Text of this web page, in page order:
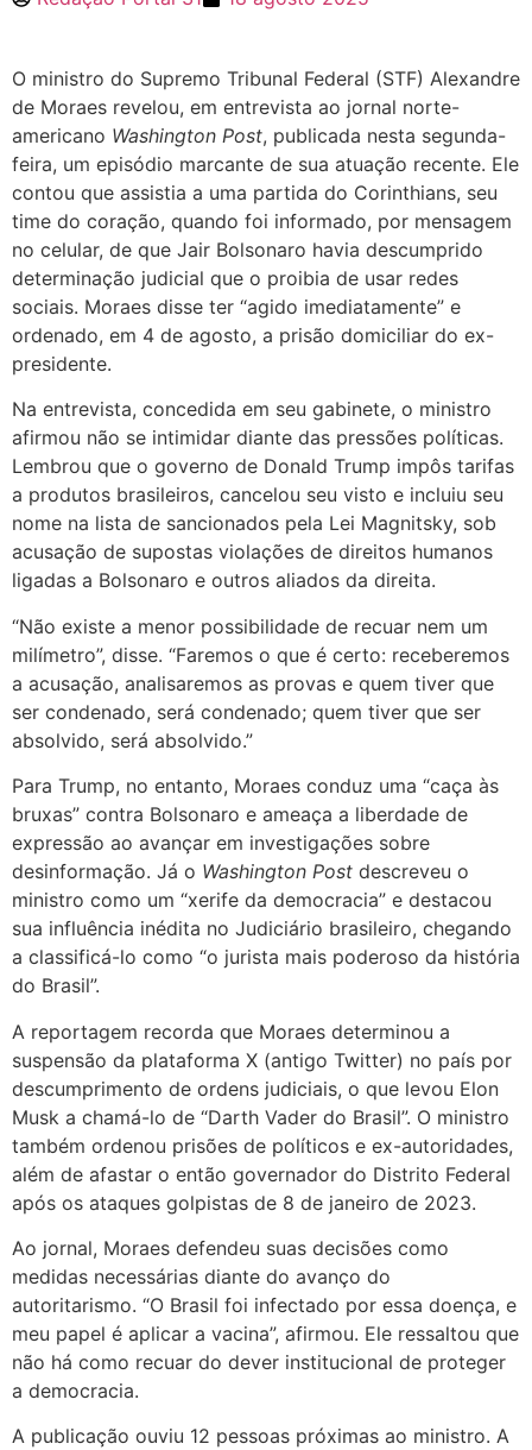
O ministro do Supremo Tribunal Federal (STF) Alexandre
de Moraes revelou, em entrevista ao jornal norte-
americano Washington Post, publicada nesta segunda-
feira, um episódio marcante de sua atuação recente. Ele
contou que assistia a uma partida do Corinthians, seu
time do coração, quando foi informado, por mensagem
no celular, de que Jair Bolsonaro havia descumprido
determinação judicial que o proibia de usar redes
sociais. Moraes disse ter “agido imediatamente” e
ordenado, em 4 de agosto, a prisão domiciliar do ex-
presidente.
Na entrevista, concedida em seu gabinete, o ministro
afirmou não se intimidar diante das pressões políticas.
Lembrou que o governo de Donald Trump impôs tarifas
a produtos brasileiros, cancelou seu visto e incluiu seu
nome na lista de sancionados pela Lei Magnitsky, sob
acusação de supostas violações de direitos humanos
ligadas a Bolsonaro e outros aliados da direita.
“Não existe a menor possibilidade de recuar nem um
milímetro”, disse. “Faremos o que é certo: receberemos
a acusação, analisaremos as provas e quem tiver que
ser condenado, será condenado; quem tiver que ser
absolvido, será absolvido.”
Para Trump, no entanto, Moraes conduz uma “caça às
bruxas” contra Bolsonaro e ameaça a liberdade de
expressão ao avançar em investigações sobre
desinformação. Já o Washington Post descreveu o
ministro como um “xerife da democracia” e destacou
sua influência inédita no Judiciário brasileiro, chegando
a classificá-lo como “o jurista mais poderoso da história
do Brasil”.
A reportagem recorda que Moraes determinou a
suspensão da plataforma X (antigo Twitter) no país por
descumprimento de ordens judiciais, o que levou Elon
Musk a chamá-lo de “Darth Vader do Brasil”. O ministro
também ordenou prisões de políticos e ex-autoridades,
além de afastar o então governador do Distrito Federal
após os ataques golpistas de 8 de janeiro de 2023.
Ao jornal, Moraes defendeu suas decisões como
medidas necessárias diante do avanço do
autoritarismo. “O Brasil foi infectado por essa doença, e
meu papel é aplicar a vacina”, afirmou. Ele ressaltou que
não há como recuar do dever institucional de proteger
a democracia.
A publicação ouviu 12 pessoas próximas ao ministro. A